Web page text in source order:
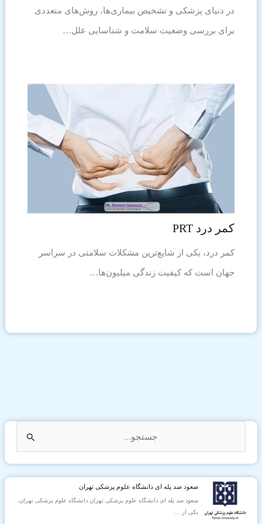
در دنیای پزشکی و تشخیص بیماری‌ها، روش‌های متعددی
برای بررسی وضعیت سلامت و شناسایی علل…
کمر درد PRT
کمر درد، یکی از شایع‌ترین مشکلات سلامتی در سراسر
جهان است که کیفیت زندگی میلیون‌ها…
و
صعود صد پله ای دانشگاه علوم پزشکی تهران
صعود صد پله ای دانشگاه علوم پزشکی تهران دانشگاه علوم پزشکی تهران،
یکی از